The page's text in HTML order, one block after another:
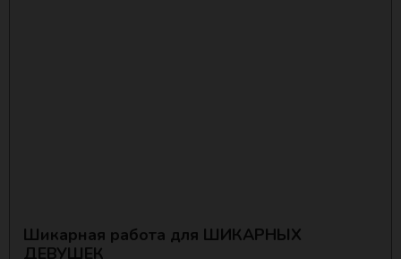
Шикарная работа для ШИКАРНЫХ
ДЕВУШЕК